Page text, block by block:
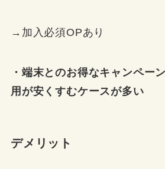
→加入必須OPあり
・端末とのお得なキャンペー
用が安くすむケースが多い
デメリット